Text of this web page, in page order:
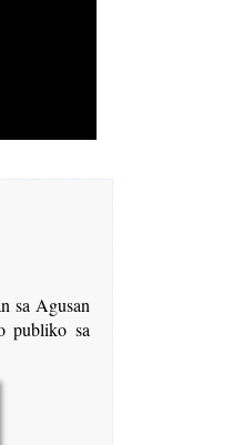
sa Agusan
publiko sa